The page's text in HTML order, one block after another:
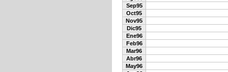
Sep95
Oct95
Nov95
Dic95
Ene96
Feb96
Mar96
Abr96
May96